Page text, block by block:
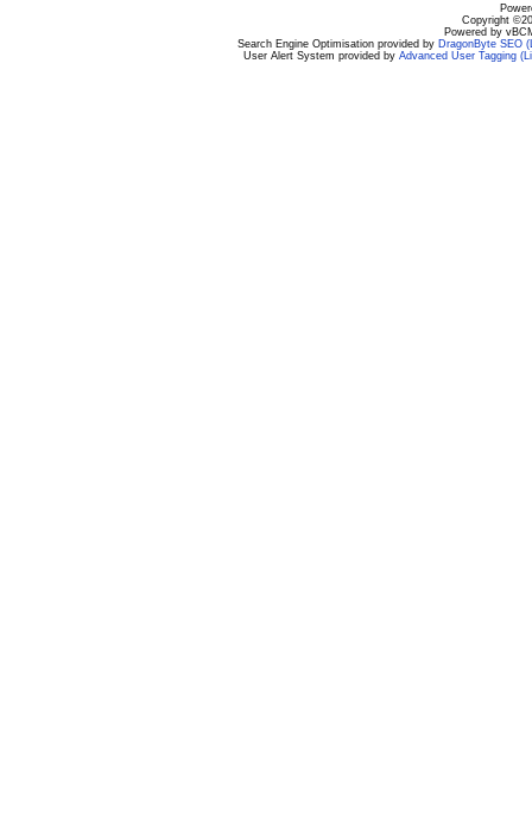
Copyright
Powered by
Search Engine Optimisation provided by DragonByte SEO
User Alert System provided by Advanced User Tagging